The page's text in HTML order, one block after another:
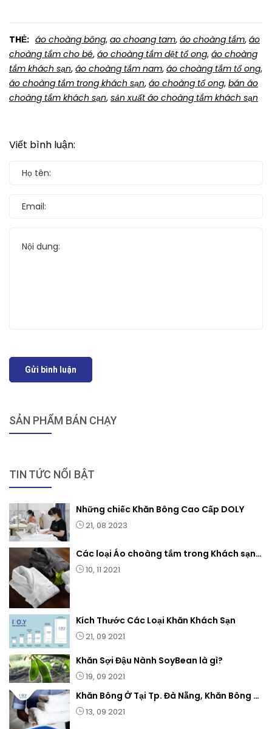
SẢN PHẨM BÁN CHẠY
TIN TỨC NỔI BẬT
Những chiếc Khăn Bông Cao Cấp DOLY
21, 08 2023
Các loại Áo choàng tắm trong Khách sạn, Spa.. & Gia Đình
10, 11 2021
Kích Thước Các Loại Khăn Khách Sạn
21, 09 2021
Khăn Sợi Đậu Nành SoyBean là gì?
19, 09 2021
Khăn Bông Ở Tại Tp. Đà Nẵng, Khăn Bông tại Đà Nẵng
13, 09 2021
THẺ: áo choàng bông, ao choang tam, áo choàng tắm, áo
choàng tắm cho bé, áo choàng tắm dệt tổ ong, áo choàng
tắm khách sạn, áo choàng tắm nam, áo choàng tắm tổ ong,
áo choàng tắm trong khách sạn, áo choàng tổ ong, bán áo
choàng tắm khách sạn, sản xuất áo choàng tắm khách sạn
Viết bình luận:
Gửi bình luận